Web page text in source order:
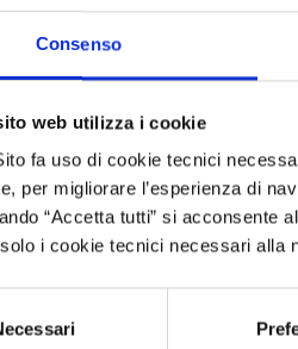
Consenso
web utilizza i cookie
fa uso di cookie tecnici
per migliorare l’esperienza di
“Accetta tutti” si acconsente
i cookie tecnici necessari alla
Isole Baleari, Murcia,